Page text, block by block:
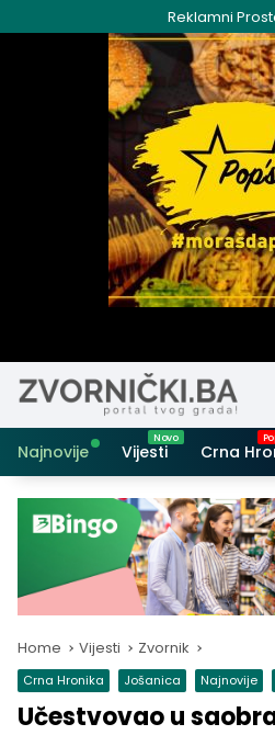
to
Reklamni
Najnovije Vijesti Crna
Home Vijesti Zvornik
Crna Hronika Jošanica Najnovije
Učestvovao u